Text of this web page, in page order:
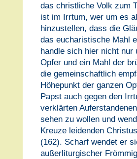
das christliche Volk zum
ist im Irrtum, wer um es
hinzustellen, dass die
das eucharistische Mahl
handle sich hier nicht nur
Opfer und ein Mahl der
die gemeinschaftlich
Höhepunkt der ganzen
Papst auch gegen den
verklärten
sehen zu wollen und
Kreuze leidenden
(162). Scharf wendet er
außerliturgischer